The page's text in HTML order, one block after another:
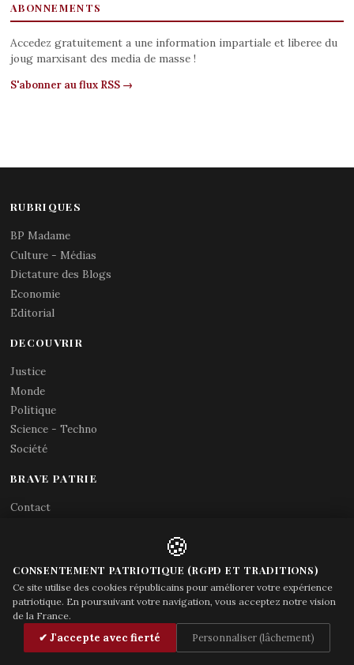
ABONNEMENTS
Accedez gratuitement a une information impartiale et liberee du
joug marxisant des media de masse !
S'abonner au flux RSS →
RUBRIQUES
BP Madame
Culture - Médias
Dictature des Blogs
Economie
Editorial
DECOUVRIR
Justice
Monde
Politique
Science - Techno
Société
BRAVE PATRIE
Contact
Acces gouvernement
© Brave Patrie + friends—
🍪
CONSENTEMENT PATRIOTIQUE (RGPD ET TRADITIONS)
Ce site utilise des cookies républicains pour améliorer votre expérience
patriotique. En poursuivant votre navigation, vous acceptez notre vision
de la France.
✔ J'accepte avec fierté Personnaliser (lâchement)